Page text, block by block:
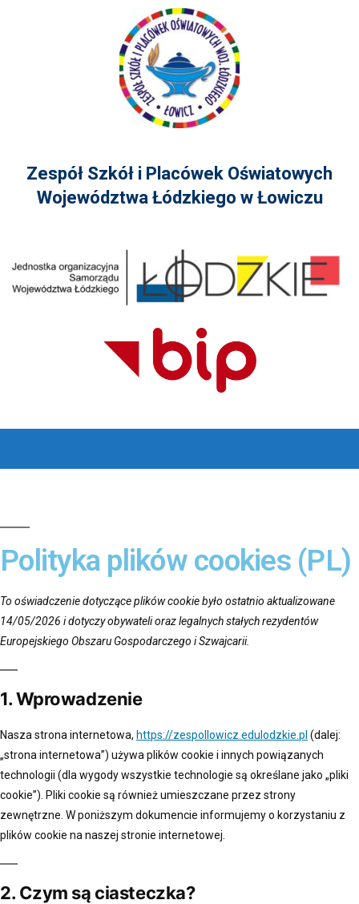
Zespół Szkół i Placówek Oświatowych
Województwa Łódzkiego w Łowiczu
Polityka plików cookies (PL)
To oświadczenie dotyczące plików cookie było ostatnio aktualizowane
14/05/2026 i dotyczy obywateli oraz legalnych stałych rezydentów
Europejskiego Obszaru Gospodarczego i Szwajcarii.
1. Wprowadzenie
Nasza strona internetowa, https://zespollowicz.edulodzkie.pl (dalej:
„strona internetowa”) używa plików cookie i innych powiązanych
technologii (dla wygody wszystkie technologie są określane jako „pliki
cookie”). Pliki cookie są również umieszczane przez strony
zewnętrzne. W poniższym dokumencie informujemy o korzystaniu z
plików cookie na naszej stronie internetowej.
2. Czym są ciasteczka?